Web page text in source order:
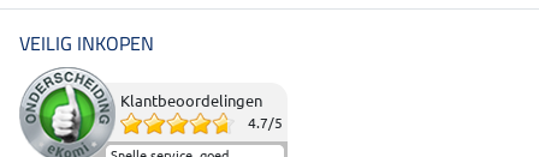
VEILIG INKOPEN
Klantbeoordelingen
4.7/5